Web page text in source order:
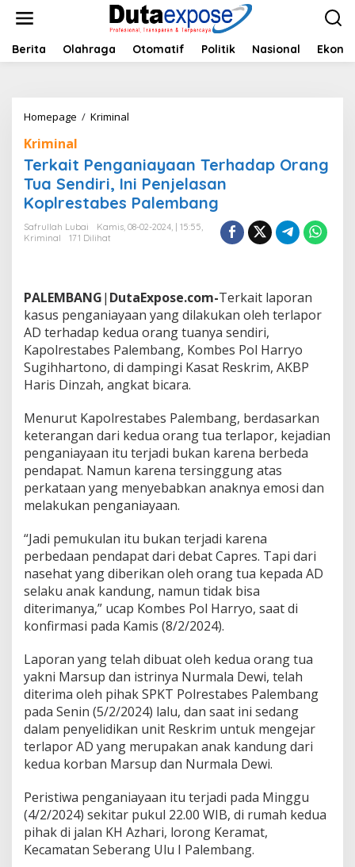
t
Berita Olahraga Otomatif Politik Nasional
Homepage / Kriminal
k
a
i
e
i
a
y
a
a
n
T
r
h
a
d
a
p
O
n
g
T
u
S
e
d
i
r
i
,
I
n
i
P
n
e
l
a
Kriminal
Terkait Penganiayaan Terhadap Orang
Tua Sendiri, Ini Penjelasan
Koplrestabes Palembang
Safrullah Lubai
Kamis, 08-02-2024, | 15:55,
Kriminal
171 Dilihat
PALEMBANG| DutaExpose.com-Terkait laporan
kasus penganiayaan yang dilakukan oleh terlapor
AD terhadap kedua orang tuanya sendiri,
Kapolrestabes Palembang, Kombes Pol Harryo
Sugihhartono, di dampingi Kasat Reskrim, AKBP
Haris Dinzah, angkat bicara.
Menurut Kapolrestabes Palembang, berdasarkan
keterangan dari kedua orang tua terlapor, kejadian
penganiayaan itu terjadi bukan karena berbeda
pendapat. Namun karena tersinggung atas
perkataan yang menyebabkan anaknya emosi dan
melakukan penganiayaan.
“Jadi pemukulan itu bukan terjadi karena
perbedaan pendapat dari debat Capres. Tapi dari
nasehat yang diberikan oleh orang tua kepada AD
selaku anak kandung, namun tidak bisa
diterimanya,” ucap Kombes Pol Harryo, saat di
konfirmasi pada Kamis (8/2/2024).
Laporan yang telah dibuat oleh kedua orang tua
yakni Marsup dan istrinya Nurmala Dewi, telah
diterima oleh pihak SPKT Polrestabes Palembang
pada Senin (5/2/2024) lalu, dan saat ini sedang
dalam penyelidikan unit Reskrim untuk mengejar
terlapor AD yang merupakan anak kandung dari
kedua korban Marsup dan Nurmala Dewi.
Peristiwa penganiayaan itu terjadi pada Minggu
(4/2/2024) sekitar pukul 22.00 WIB, di rumah kedua
pihak di jalan KH Azhari, lorong Keramat,
Kecamatan Seberang Ulu I Palembang.